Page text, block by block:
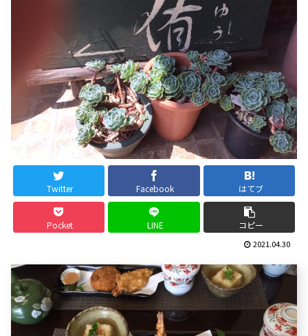
Twitter Facebook はてブ
Pocket LINE コピー
2021.04.30